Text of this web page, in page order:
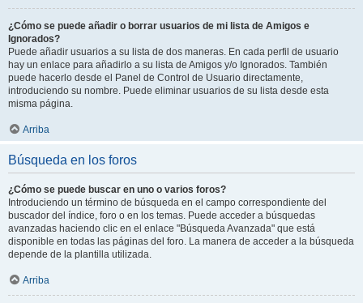
¿Cómo se puede añadir o borrar usuarios de mi lista de Amigos e
Ignorados?
Puede añadir usuarios a su lista de dos maneras. En cada perfil de usuario
hay un enlace para añadirlo a su lista de Amigos y/o Ignorados. También
puede hacerlo desde el Panel de Control de Usuario directamente,
introduciendo su nombre. Puede eliminar usuarios de su lista desde esta
misma página.
Arriba
Búsqueda en los foros
¿Cómo se puede buscar en uno o varios foros?
Introduciendo un término de búsqueda en el campo correspondiente del
buscador del índice, foro o en los temas. Puede acceder a búsquedas
avanzadas haciendo clic en el enlace "Búsqueda Avanzada" que está
disponible en todas las páginas del foro. La manera de acceder a la búsqueda
depende de la plantilla utilizada.
Arriba